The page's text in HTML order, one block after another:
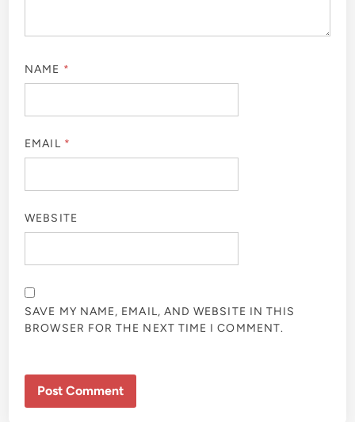
NAME *
EMAIL *
WEBSITE
SAVE MY NAME, EMAIL, AND WEBSITE IN THIS
BROWSER FOR THE NEXT TIME I COMMENT.